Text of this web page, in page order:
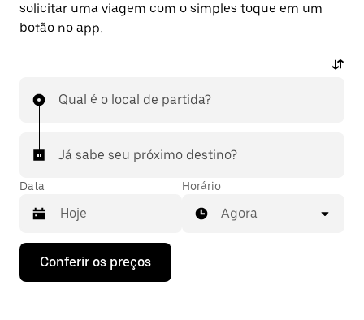
solicitar uma viagem com o simples toque em um
botão no app.
Qual é o local de partida?
Já sabe seu próximo destino?
Data
Pressione
seta
Horário
Agora
Conferir os preços